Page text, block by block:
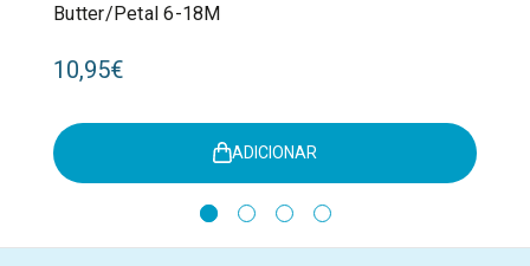
Butter/Petal 6-18M
10,95€
ADICIONAR